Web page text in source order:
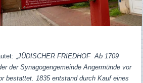
„JÜDISCHER FRIEDHOF Ab 1709
der Synagogengemeinde Angermünde vor
bestattet. 1835 entstand durch Kauf eines